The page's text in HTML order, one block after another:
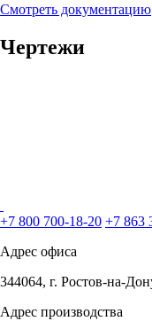
Смотреть документацию
Чертежи
+7 800 700-18-20 +7 863
Адрес офиса
344064, г. Ростов-на-
Адрес производства